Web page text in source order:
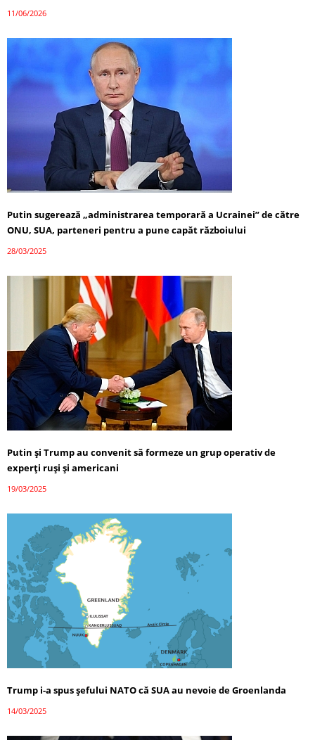
11/06/2026
Putin sugerează „administrarea temporară a Ucrainei” de către
ONU, SUA, parteneri pentru a pune capăt războiului
28/03/2025
Putin și Trump au convenit să formeze un grup operativ de
experți ruși și americani
19/03/2025
Trump i-a spus șefului NATO că SUA au nevoie de Groenlanda
14/03/2025